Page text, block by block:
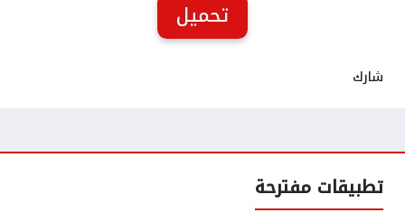
تحميل
شارك
تطبيقات مفترحة